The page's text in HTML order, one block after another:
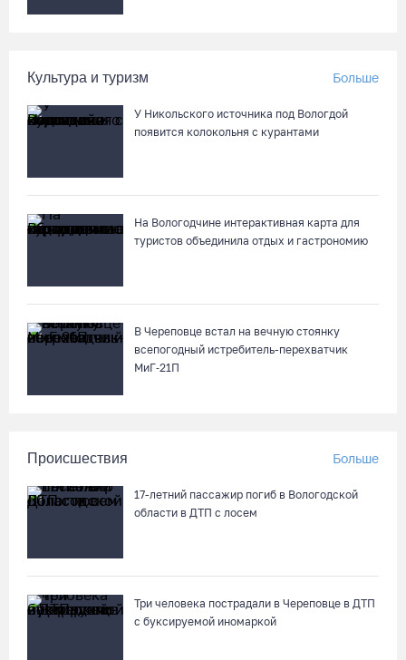
Музей кружева со скидкой
04.08.26 / 15:03
Культура и туризм Больше
У Никольского источника под Вологдой
появится колокольня с курантами
На Вологодчине интерактивная карта для
туристов объединила отдых и гастрономию
В Череповце встал на вечную стоянку
всепогодный истребитель-перехватчик
МиГ‑21П
Происшествия Больше
17-летний пассажир погиб в Вологодской
области в ДТП с лосем
Три человека пострадали в Череповце в ДТП
с буксируемой иномаркой